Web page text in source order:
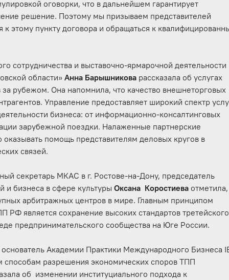
оговорки, что в дальнейшем гарантирует
решение. Поэтому мы призываем представителей
к этому пункту договора и обращаться к
сотрудничества и выставочно-ярмарочной деятельности
области»Анна Барышникова рассказала об услугах
рубежом. Она напомнила, что качество внешнеторговых
Управление предоставляет широкий спектр
бизнеса: от информационно-консалтинговых
зарубежной поездки. Налаженные партнерские
помощь представителям деловых кругов в
связей.
секретарь МКАС в г. Ростове-на-Дону, председатель
и бизнеса в сфере культурыОксана Коростиева отметила,
арбитражных центров в мире. Главным принципом
является сохранение высоких стандартов третейского
предпринимательского сообщества на Юге России.
Академии Практики Международного Бизнеса
разрешения экономических споров ТПП
об изменении институциального подхода к